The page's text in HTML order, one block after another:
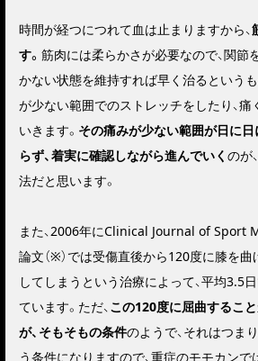
時間が経つにつれて血は止まりますから、
す。 筋肉には柔らかさが必要なので、関節
かない状態を維持すれば早く治るというも
が少ない範囲でのストレッチをしたり、
いきます。 その痛みが少ない範囲が日に
らず、着実に確認しながら進んでいく のが
法だと思います。
また、2006年にClinical Journal of Sport
論文（※）では受傷直後から120度に膝を曲
してしまうという治療によって、平均3.5
ています。ただ、 この120度に屈曲するこ
が、そもそもの条件のようで、それはつまり
う条件になりますので、重症のモモカンで